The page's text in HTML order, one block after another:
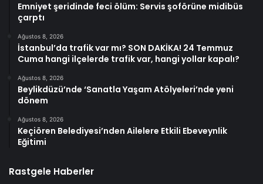
Emniyet şeridinde feci ölüm: Servis şoförüne midibüs
çarptı
Ağustos 8, 2026
İstanbul’da trafik var mı? SON DAKİKA! 24 Temmuz
Cuma hangi ilçelerde trafik var, hangi yollar kapalı?
Ağustos 8, 2026
Beylikdüzü’nde ‘Sanatla Yaşam Atölyeleri’nde yeni
dönem
Ağustos 8, 2026
Keçiören Belediyesi’nden Ailelere Etkili Ebeveynlik
Eğitimi
Rastgele Haberler